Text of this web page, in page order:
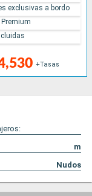
+Tasas
exclusivas a bordo
Premium
m
Nudos